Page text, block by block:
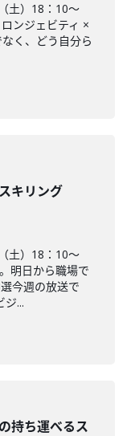
土）18：10～
ンジェビティ ×
く、どう自分ら
キリング
土）18：10～
明日から職場で
今週の放送で
ジ...
持ち運べるス